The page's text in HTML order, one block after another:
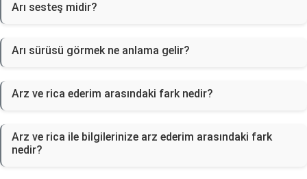
Arı sesteş midir?
Arı sürüsü görmek ne anlama gelir?
Arz ve rica ederim arasındaki fark nedir?
Arz ve rica ile bilgilerinize arz ederim arasındaki fark
nedir?